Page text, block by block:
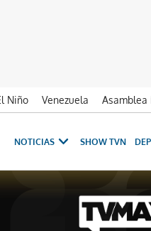
Niño Venezuela Asamblea
NOTICIAS SHOW TVN